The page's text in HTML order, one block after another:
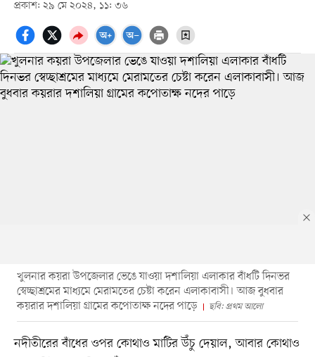
প্রকাশ: ২৯ মে ২০২৪, ১১: ৩৬
খুলনার কয়রা উপজেলার ভেঙে যাওয়া দশালিয়া এলাকার বাঁধটি দিনভর
স্বেচ্ছাশ্রমের মাধ্যমে মেরামতের চেষ্টা করেন এলাকাবাসী। আজ বুধবার
কয়রার দশালিয়া গ্রামের কপোতাক্ষ নদের পাড়ে
ছবি: প্রথম আলো
নদীতীরের বাঁধের ওপর কোথাও মাটির উঁচু দেয়াল, আবার কোথাও